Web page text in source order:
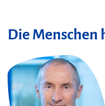
Die Menschen